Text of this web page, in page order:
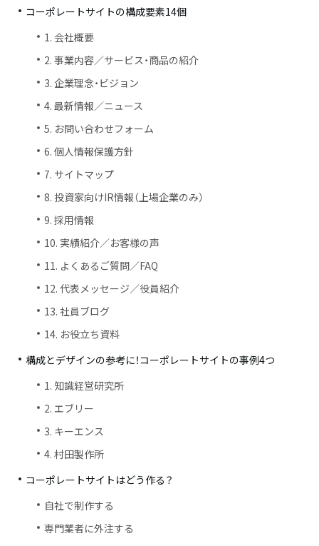
コーポレートサイトの構成要素14個
1. 会社概要
2. 事業内容／サービス・商品の紹介
3. 企業理念・ビジョン
4. 最新情報／ニュース
5. お問い合わせフォーム
6. 個人情報保護方針
7. サイトマップ
8. 投資家向けIR情報（上場企業のみ）
9. 採用情報
10. 実績紹介／お客様の声
11. よくあるご質問／FAQ
12. 代表メッセージ／役員紹介
13. 社員ブログ
14. お役立ち資料
構成とデザインの参考に！コーポレートサイトの事例4つ
1. 知識経営研究所
2. エブリー
3. キーエンス
4. 村田製作所
コーポレートサイトはどう作る？
自社で制作する
専門業者に外注する